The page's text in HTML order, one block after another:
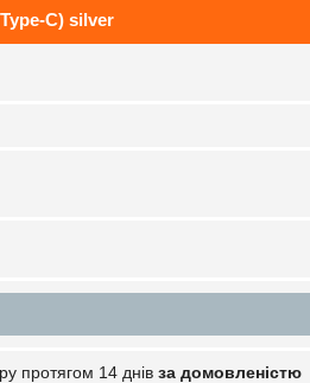
C) silver
протягом 14 днів за домовленістю